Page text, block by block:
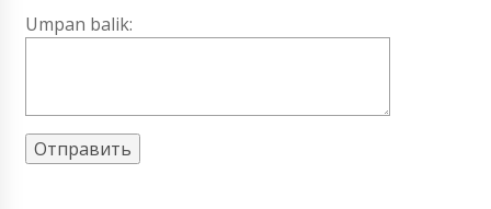
Umpan balik: